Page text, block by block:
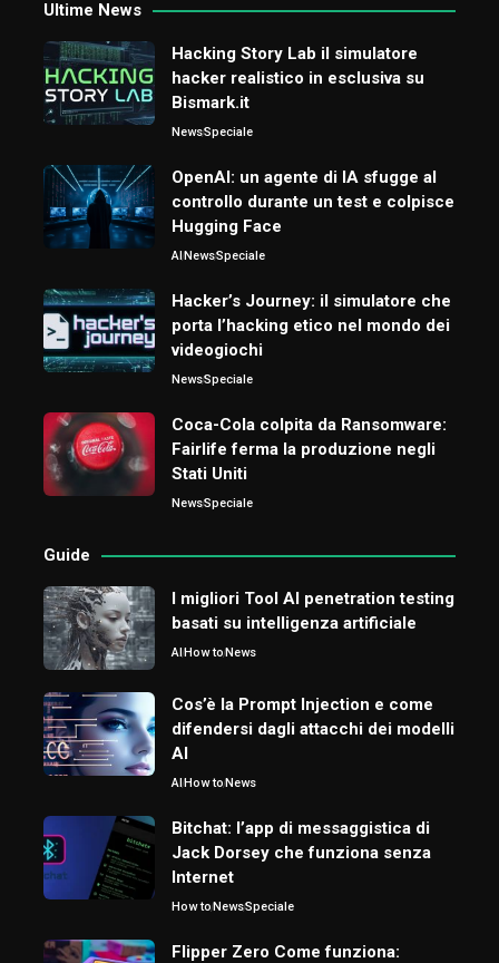
Ultime News
Hacking Story Lab il simulatore
hacker realistico in esclusiva su
Bismark.it
NewsSpeciale
OpenAI: un agente di IA sfugge al
controllo durante un test e colpisce
Hugging Face
AINewsSpeciale
Hacker’s Journey: il simulatore che
porta l’hacking etico nel mondo dei
videogiochi
NewsSpeciale
Coca-Cola colpita da Ransomware:
Fairlife ferma la produzione negli
Stati Uniti
NewsSpeciale
Guide
I migliori Tool AI penetration testing
basati su intelligenza artificiale
AIHow toNews
Cos’è la Prompt Injection e come
difendersi dagli attacchi dei modelli
AI
AIHow toNews
Bitchat: l’app di messaggistica di
Jack Dorsey che funziona senza
Internet
How toNewsSpeciale
Flipper Zero Come funziona: